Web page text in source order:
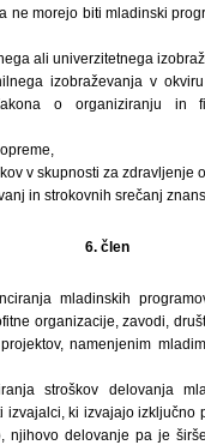
ne morejo biti mladinski
ali univerzitetnega
izobraževanja v
o organiziranju in
v skupnosti za zdravljenje
in strokovnih srečanj
6. člen
mladinskih
organizacije, zavodi,
namenjenim
stroškov delovanja
izvajalci, ki izvajajo izključno
njihovo delovanje pa je